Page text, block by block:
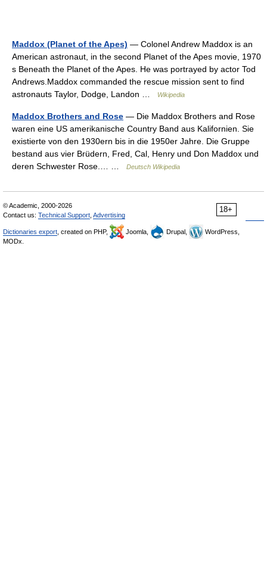
Maddox (Planet of the Apes) — Colonel Andrew Maddox is an
American astronaut, in the second Planet of the Apes movie, 1970
s Beneath the Planet of the Apes. He was portrayed by actor Tod
Andrews.Maddox commanded the rescue mission sent to find
astronauts Taylor, Dodge, Landon …
Wikipedia
Maddox Brothers and Rose — Die Maddox Brothers and Rose
waren eine US amerikanische Country Band aus Kalifornien. Sie
existierte von den 1930ern bis in die 1950er Jahre. Die Gruppe
bestand aus vier Brüdern, Fred, Cal, Henry und Don Maddox und
deren Schwester Rose.… …
Deutsch Wikipedia
18+
© Academic, 2000-2026
Contact us: Technical Support Advertising
Dictionaries export , created on PHP, Joomla, Drupal,
WordPress,
MODx.